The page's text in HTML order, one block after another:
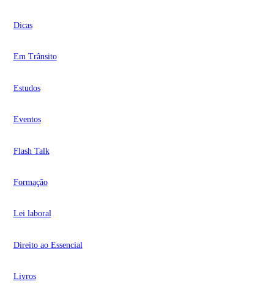
Dicas
Em Trânsito
Estudos
Eventos
Flash Talk
Formação
Lei laboral
Direito ao Essencial
Livros